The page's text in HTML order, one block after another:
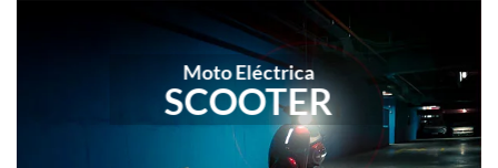
Moto Eléctrica
SCOOTER